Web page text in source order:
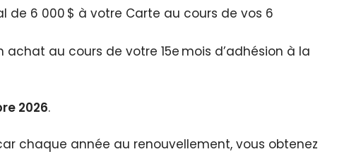
de 6 000 $ à votre Carte au cours de vos 6
au cours de votre 15e mois d’adhésion à la
2026.
chaque année au renouvellement, vous obtenez